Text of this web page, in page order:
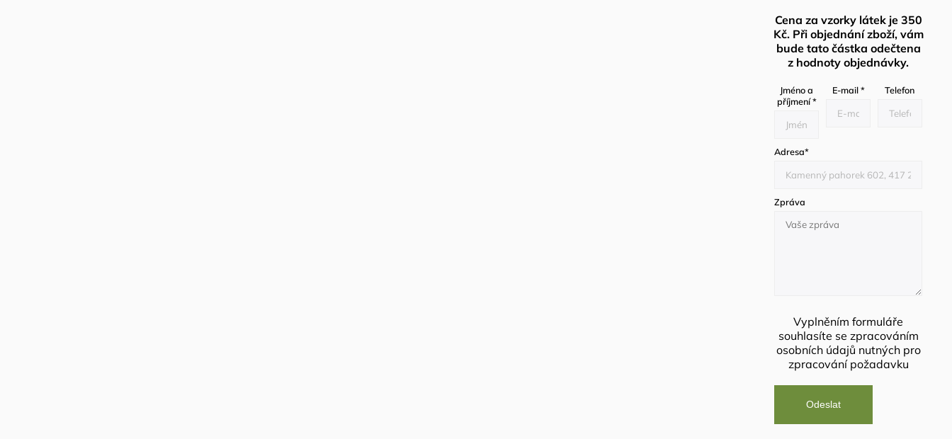
Cena za vzorky látek je 350
Kč. Při objednání zboží, vám
bude tato částka odečtena
z hodnoty objednávky.
Jméno a
příjmení*
E-mail* Telefon
Adresa*
Zpráva
Vyplněním formuláře
souhlasíte se zpracováním
osobních údajů nutných pro
zpracování požadavku